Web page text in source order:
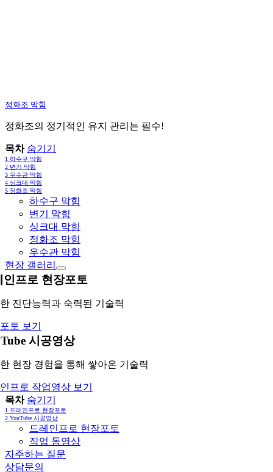
정화조 막힘
정화조의 정기적인 유지 관리는 필수!
목차 숨기기
1 하수구 막힘
2 변기 막힘
3 우수관 막힘
4 싱크대 막힘
5 정화조 막힘
하수구 막힘
변기 막힘
싱크대 막힘
정화조 막힘
우수관 막힘
현장 갤러리
인프로 현장포토
진단능력과 숙력된 기술력
토 보기
시공영상
현장 경험을 통해 쌓아온 기술력
프로 작업영상 보기
목차 숨기기
1 드레인프로 현장포토
2 YouTube 시공영상
드레인프로 현장포토
작업 동영상
자주하는 질문
상담문의